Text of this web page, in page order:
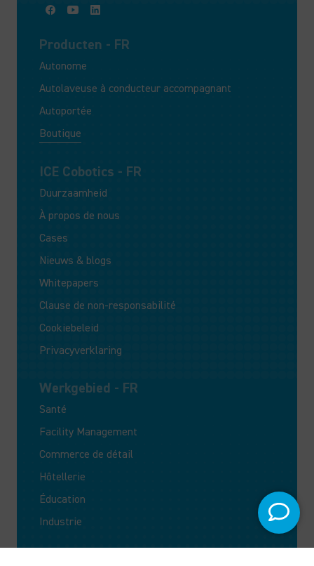
Producten - FR
Autonome
Autolaveuse à conducteur accompagnant
Autoportée
Boutique
ICE Cobotics - FR
Duurzaamheid
À propos de nous
Cases
Nieuws & blogs
Whitepapers
Clause de non-responsabilité
Cookiebeleid
Privacyverklaring
Werkgebied - FR
Santé
Facility Management
Commerce de détail
Hôtellerie
Éducation
Industrie